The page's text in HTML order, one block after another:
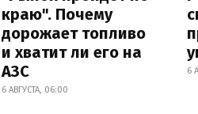
краю". Почему
дорожает топливо
и хватит ли его на
АЗС
6 АВГУСТА, 06:00
6